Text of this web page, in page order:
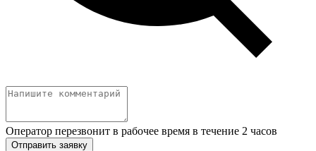
Оператор перезвонит в рабочее время в течение 2 часов
Отправить заявку